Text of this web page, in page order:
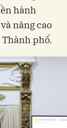
hành
nâng cao
phố.